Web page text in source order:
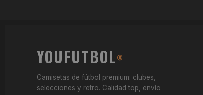
YOUFUTBOL ®
Camisetas de fútbol premium: clubes,
selecciones y retro. Calidad top, envío